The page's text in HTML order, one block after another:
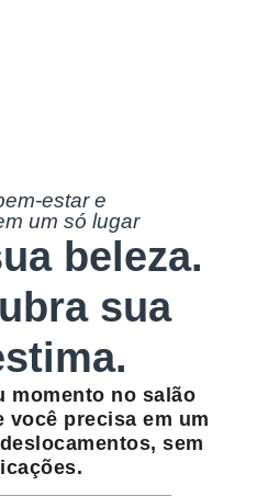
estar e
um só lugar
beleza.
sua
momento no salão
você precisa em um
sem